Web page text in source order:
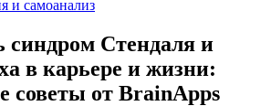
и самоанализ
синдром Стендаля и
в карьере и жизни:
советы от BrainApps